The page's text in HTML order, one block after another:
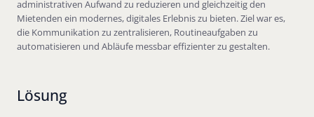
administrativen Aufwand zu reduzieren und gleichzeitig den
Mietenden ein modernes, digitales Erlebnis zu bieten. Ziel war es,
die Kommunikation zu zentralisieren, Routineaufgaben zu
automatisieren und Abläufe messbar effizienter zu gestalten.
Lösung